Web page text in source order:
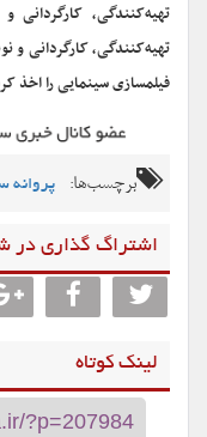
تهیه‌کنندگی،
تهیه‌کنندگی، کارگردانی و
فیلمسازی سینمایی را اخذ
برچسب‌ها: پروانه
اشتراگ گذاری در
لینک کوتاه